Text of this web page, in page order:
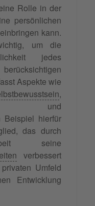
Rolle in der
persönlichen
kann.
um die
jedes
Aspekte wie
,
Beispiel hierfür
das durch
seine
verbessert
Umfeld
Entwicklung